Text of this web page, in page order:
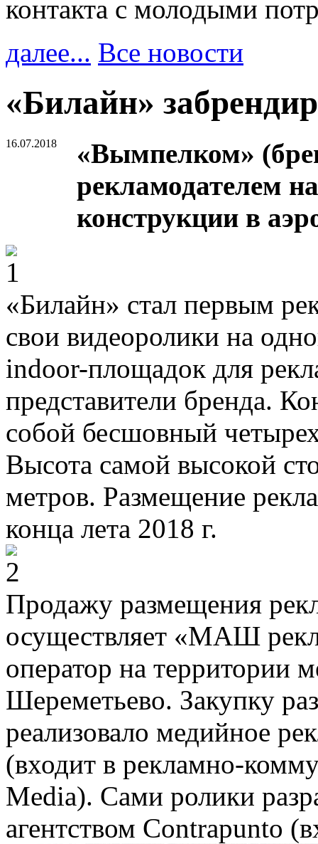
контакта с молодыми
далее... Все новости
«Билайн»
16.07.2018
«Вымпелком»
рекламодателем
конструкции в
«Билайн» стал первым
свои видеоролики на
indoor-площадок для
представители бренда.
собой бесшовный
Высота самой высокой
метров. Размещение
конца лета 2018 г.
Продажу размещения
осуществляет «МАШ
оператор на территории
Шереметьево. Закупку
реализовало медийное
(входит в рекламно-
Media). Сами ролики
агентством Contrapunto